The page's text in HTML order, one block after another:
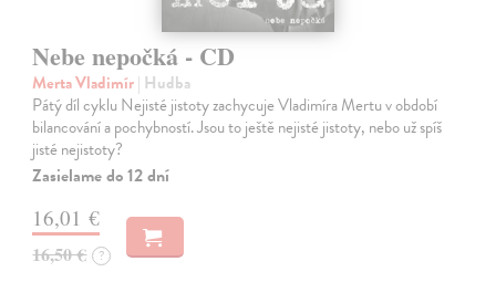
Nebe nepočká - CD
Merta Vladimír| Hudba
Pátý díl cyklu Nejisté jistoty zachycuje Vladimíra Mertu v období
bilancování a pochybností. Jsou to ještě nejisté jistoty, nebo už spíš
jisté nejistoty?
Zasielame do 12 dní
16,01 €
16,50 € ?